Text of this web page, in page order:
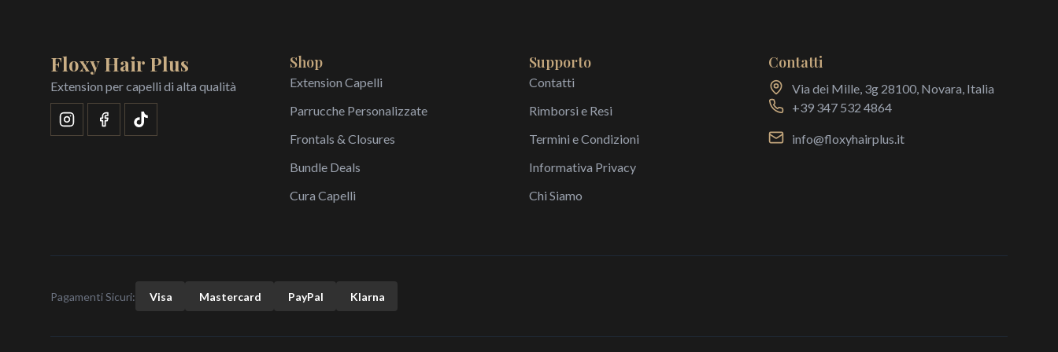
Floxy Hair Plus
Extension per capelli di alta qualità
Shop
Extension Capelli
Parrucche Personalizzate
Frontals & Closures
Bundle Deals
Cura Capelli
Supporto
Contatti
Rimborsi e Resi
Termini e Condizioni
Informativa Privacy
Chi Siamo
Contatti
Via dei Mille, 3g 28100, Novara, Italia
+39 347 532 4864
info@floxyhairplus.it
Pagamenti Sicuri: Visa Mastercard PayPal Klarna